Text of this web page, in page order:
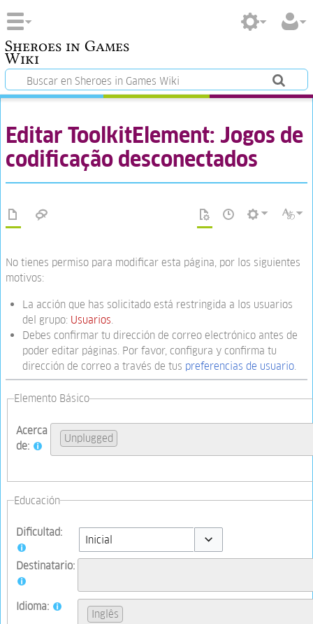
Sheroes in Games
Wiki
Editar ToolkitElement: Jogos de
codificação desconectados
No tienes permiso para modificar esta página, por los siguientes
motivos:
La acción que has solicitado está restringida a los usuarios
del grupo: Usuarios
Debes confirmar tu dirección de correo electrónico antes de
poder editar páginas. Por favor, configura y confirma tu
dirección de correo a través de tus preferencias de usuario
Elemento Básico
Acerca
de:
Unplugged
Educación
Dificultad:
Toggle options
Destinatario:
Idioma:
Inglês